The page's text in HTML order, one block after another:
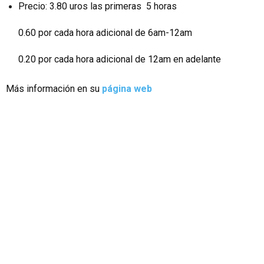
Precio: 3.80 uros las primeras 5 horas
0.60 por cada hora adicional de 6am-12am
0.20 por cada hora adicional de 12am en adelante
Más información en su página web